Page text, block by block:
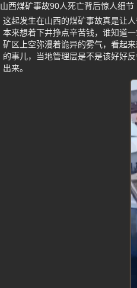
山西煤矿事故90人死亡背后惊人细节
这起发生在山西的煤矿事故真是让
本来想着下井挣点辛苦钱，谁知道
矿区上空弥漫着诡异的雾气，看起
的事儿，当地管理层是不是该好好
出来。